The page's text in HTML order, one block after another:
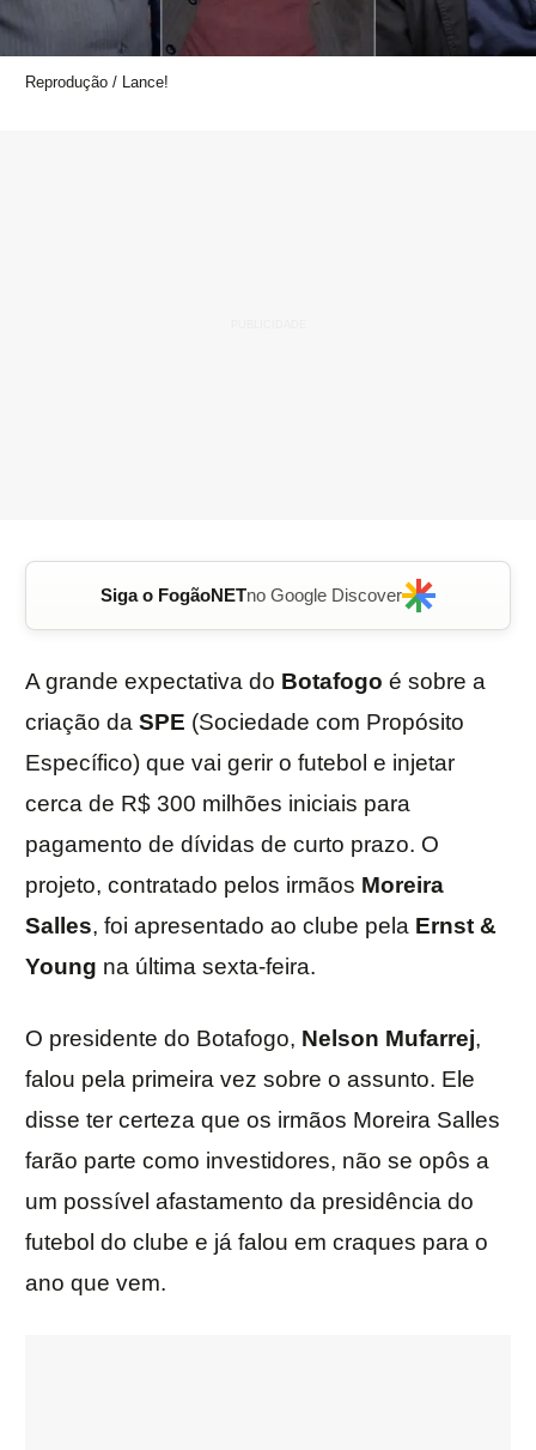
Reprodução / Lance!
Siga o FogãoNETno Google Discover
A grande expectativa do Botafogo é sobre a
criação da SPE (Sociedade com Propósito
Específico) que vai gerir o futebol e injetar
cerca de R$ 300 milhões iniciais para
pagamento de dívidas de curto prazo. O
projeto, contratado pelos irmãos Moreira
Salles, foi apresentado ao clube pela Ernst &
Young na última sexta-feira.
O presidente do Botafogo, Nelson Mufarrej,
falou pela primeira vez sobre o assunto. Ele
disse ter certeza que os irmãos Moreira Salles
farão parte como investidores, não se opôs a
um possível afastamento da presidência do
futebol do clube e já falou em craques para o
ano que vem.